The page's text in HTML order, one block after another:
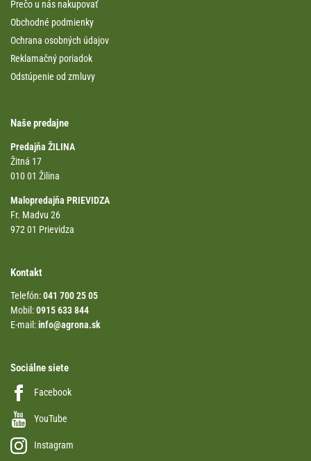
Prečo u nás nakupovať
Obchodné podmienky
Ochrana osobných údajov
Reklamačný poriadok
Odstúpenie od zmluvy
Naše predajne
Predajňa ŽILINA
Žitná 17
010 01 Žilina
Malopredajňa PRIEVIDZA
Fr. Madvu 26
972 01 Prievidza
Kontakt
Telefón:041 700 25 05
Mobil:0915 633 844
E-mail:info@agrona.sk
Sociálne siete
Facebook
YouTube
Instagram